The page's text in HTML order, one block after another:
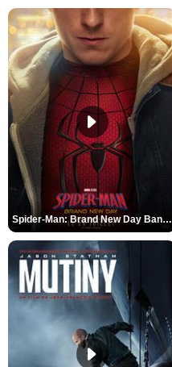
Spider-Man: Brand New Day Bande-annonce VO STFR